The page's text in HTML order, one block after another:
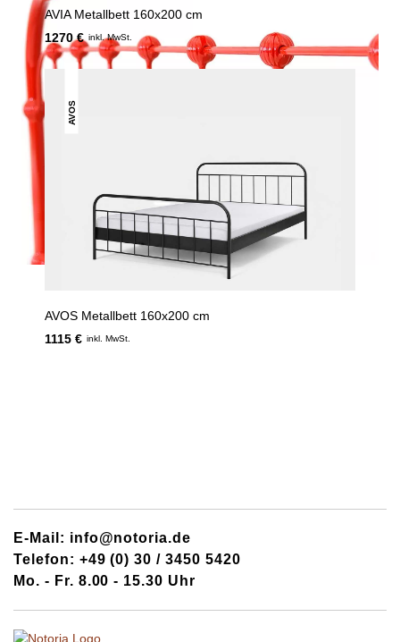
AVIA Metallbett 160x200 cm
1270 € inkl. MwSt.
AVOS
AVOS Metallbett 160x200 cm
1115 € inkl. MwSt.
E-Mail: info@notoria.de
Telefon: +49 (0) 30 / 3450 5420
Mo. - Fr. 8.00 - 15.30 Uhr